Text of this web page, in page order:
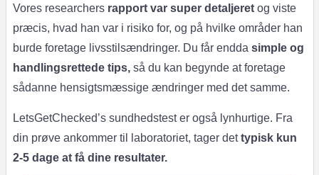
Vores researchers rapport var super detaljeret og viste
præcis, hvad han var i risiko for, og på hvilke områder han
burde foretage livsstilsændringer. Du får enddasimple og
handlingsrettede tips, så du kan begynde at foretage
sådanne hensigtsmæssige ændringer med det samme.
LetsGetChecked’s sundhedstest er også lynhurtige. Fra
din prøve ankommer til laboratoriet, tager dettypisk kun
2-5 dage at få dine resultater.